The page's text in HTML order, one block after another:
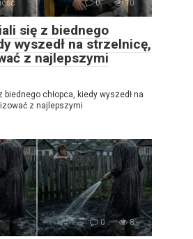
0 10
się z biednego
wyszedł na strzelnicę,
z najlepszymi
chłopca, kiedy wyszedł na
z najlepszymi
0 8